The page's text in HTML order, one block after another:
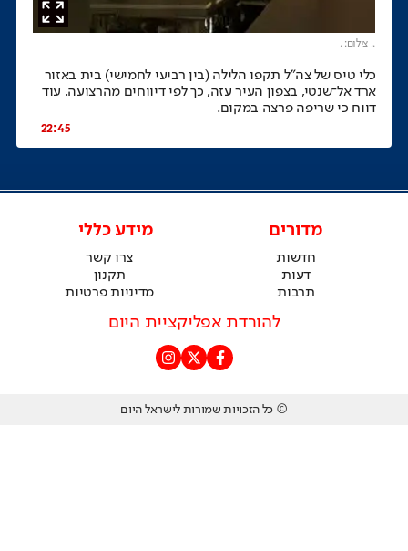
22:45
., צילום: .
כלי טיס של צה"ל תקפו הלילה (בין רביעי לחמישי) בית באזור
ארד אל־שנטי, בצפון העיר עזה, כך לפי דיווחים מהרצועה. עוד
דווח כי שריפה פרצה במקום.
מדורים
חדשות
דעות
תרבות
מידע כללי
צרו קשר
תקנון
מדיניות פרטיות
להורדת אפליקציית היום
© כל הזכויות שמורות לישראל היום